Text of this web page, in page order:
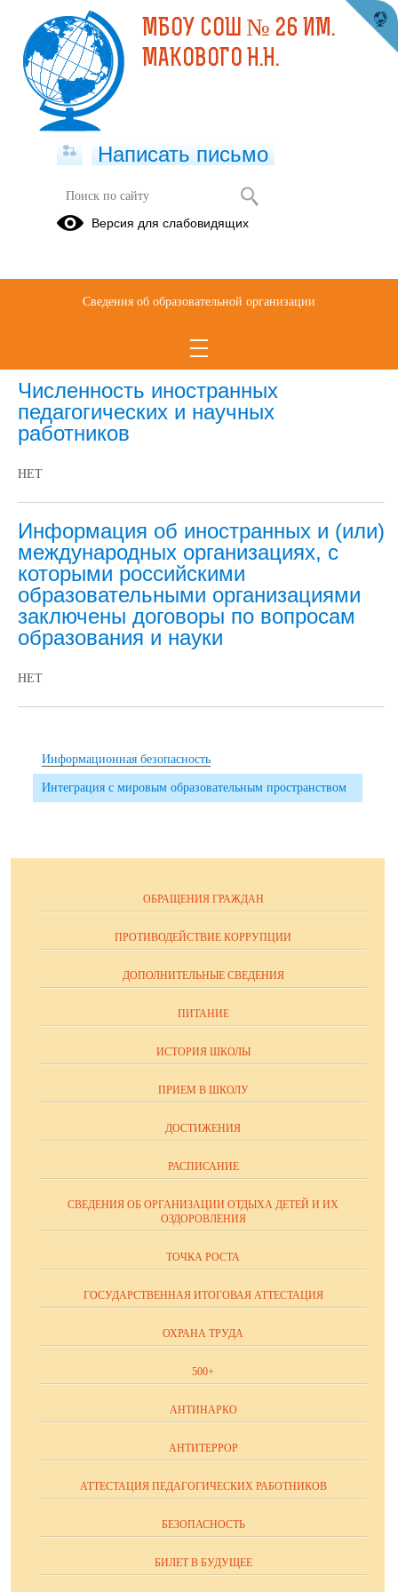
Численность иностранных
программам
Численность иностранных
педагогических и научных
работников
НЕТ
Информация об иностранных и (или)
международных организациях, с
которыми российскими
образовательными организациями
заключены договоры по вопросам
образования и науки
НЕТ
Информационная безопасность
Интеграция с мировым образовательным пространством
ОБРАЩЕНИЯ ГРАЖДАН
ПРОТИВОДЕЙСТВИЕ КОРРУПЦИИ
ДОПОЛНИТЕЛЬНЫЕ СВЕДЕНИЯ
ПИТАНИЕ
ИСТОРИЯ ШКОЛЫ
ПРИЕМ В ШКОЛУ
ДОСТИЖЕНИЯ
РАСПИСАНИЕ
СВЕДЕНИЯ ОБ ОРГАНИЗАЦИИ ОТДЫХА ДЕТЕЙ И ИХ
ОЗДОРОВЛЕНИЯ
ТОЧКА РОСТА
ГОСУДАРСТВЕННАЯ ИТОГОВАЯ АТТЕСТАЦИЯ
ОХРАНА ТРУДА
500+
АНТИНАРКО
АНТИТЕРРОР
АТТЕСТАЦИЯ ПЕДАГОГИЧЕСКИХ РАБОТНИКОВ
БЕЗОПАСНОСТЬ
БИЛЕТ В БУДУЩЕЕ
МБОУ СОШ № 26 ИМ.
МАКОВОГО Н.Н.
Написать письмо
Версия для слабовидящих
Сведения об образовательной организации